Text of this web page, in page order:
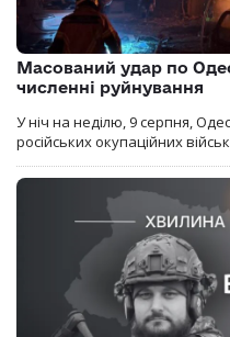
Масований удар по
численні руйнування
У ніч на неділю, 9 серпня,
російських окупаційних